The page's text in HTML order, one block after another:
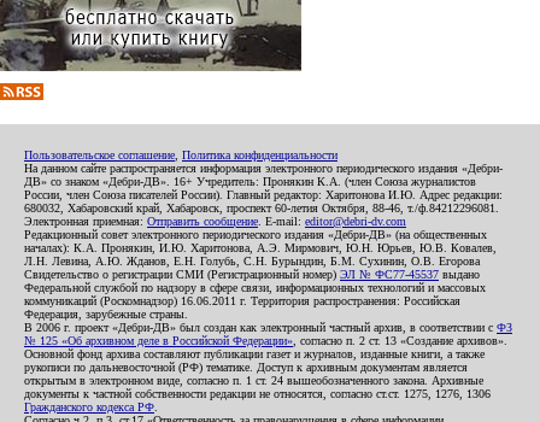
Пользовательское соглашение Политика конфиденциальности
На данном сайте распространяется информация электронного периодического издания «Дебри-
ДВ» со знаком «Дебри-ДВ». 16+ Учредитель: Пронякин К.А. (член Союза журналистов
России, член Союза писателей России). Главный редактор: Харитонова И.Ю. Адрес редакции:
680032, Хабаровский край, Хабаровск, проспект 60-летия Октября, 88-46, т./ф.84212296081.
Электронная приемная: Отправить сообщение . E-mail: editor@debri-dv.com
Редакционный совет электронного периодического издания «Дебри-ДВ» (на общественных
началах): К.А. Пронякин, И.Ю. Харитонова, А.Э. Мирмович, Ю.Н. Юрьев, Ю.В. Ковалев,
Л.Н. Левина, А.Ю. Жданов, Е.Н. Голубь, С.Н. Бурындин, Б.М. Сухинин, О.В. Егорова
Свидетельство о регистрации СМИ (Регистрационный номер) ЭЛ № ФС77-45537 выдано
Федеральной службой по надзору в сфере связи, информационных технологий и массовых
коммуникаций (Роскомнадзор) 16.06.2011 г. Территория распространения: Российская
Федерация, зарубежные страны.
В 2006 г. проект «Дебри-ДВ» был создан как электронный частный архив, в соответствии с ФЗ
№ 125 «Об архивном деле в Российской Федерации» , согласно п. 2 ст. 13 «Создание архивов».
Основной фонд архива составляют публикации газет и журналов, изданные книги, а также
рукописи по дальневосточной (РФ) тематике. Доступ к архивным документам является
открытым в электронном виде, согласно п. 1 ст. 24 вышеобозначенного закона. Архивные
документы к частной собственности редакции не относятся, согласно ст.ст. 1275, 1276, 1306
Гражданского кодекса РФ